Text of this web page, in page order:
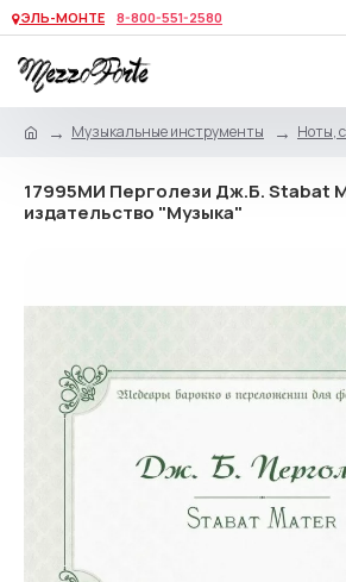
ЭЛЬ-МОНТЕ 8-800-551-2580
Музыкальные инструменты Ноты,
17995МИ Перголези Дж.Б. Stabat
издательство "Музыка"